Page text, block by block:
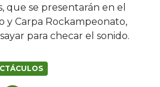
que se presentarán en el
y Carpa Rockampeonato,
para checar el sonido.